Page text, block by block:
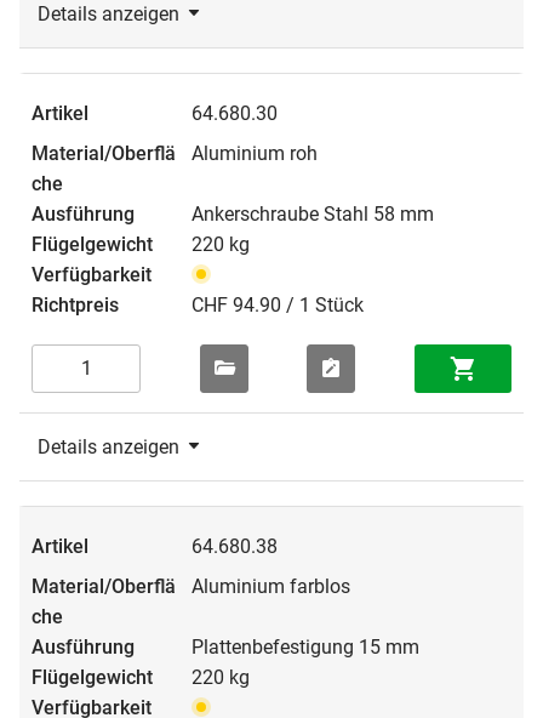
Details anzeigen
64.680.30
Aluminium roh
Ankerschraube Stahl 58 mm
220 kg
CHF 94.90 / 1 Stück
Details anzeigen
64.680.38
Aluminium farblos
Plattenbefestigung 15 mm
220 kg